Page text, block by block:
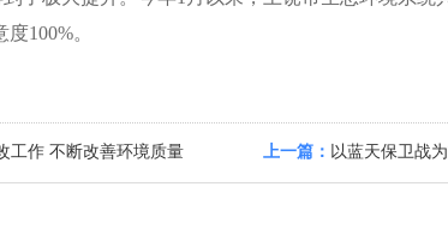
100%。
工作 不断改善环境质量 上一篇： 以蓝天保卫战